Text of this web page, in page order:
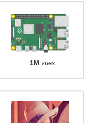
1M vues